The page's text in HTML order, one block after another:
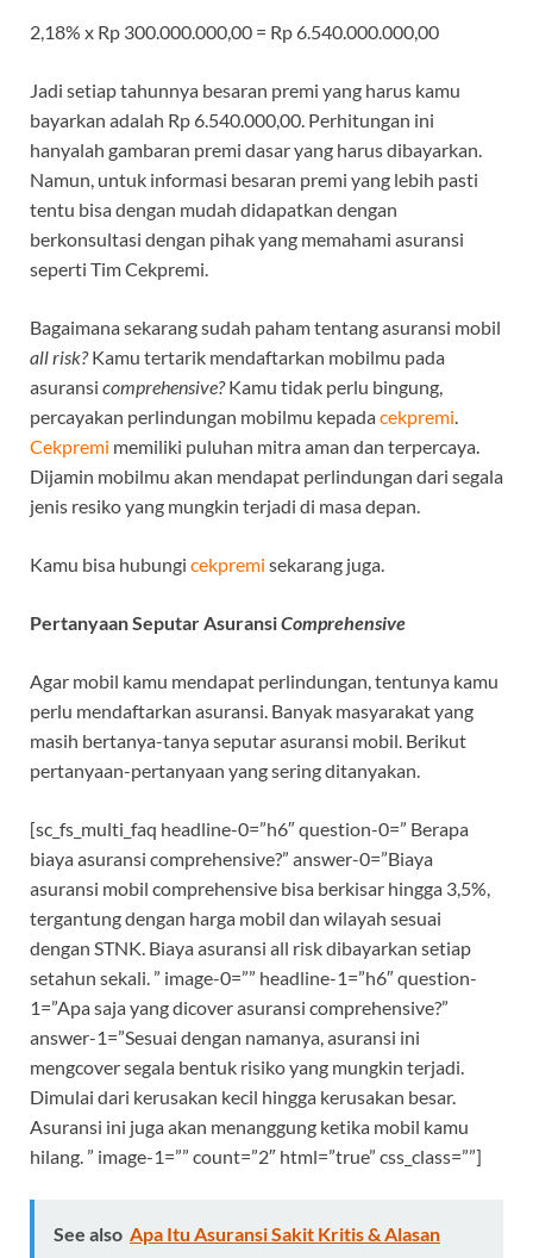
2,18% x Rp 300.000.000,00 = Rp 6.540.000.000,00
Jadi setiap tahunnya besaran premi yang harus kamu
bayarkan adalah Rp 6.540.000,00. Perhitungan ini
hanyalah gambaran premi dasar yang harus dibayarkan.
Namun, untuk informasi besaran premi yang lebih pasti
tentu bisa dengan mudah didapatkan dengan
berkonsultasi dengan pihak yang memahami asuransi
seperti Tim Cekpremi.
Bagaimana sekarang sudah paham tentang asuransi mobil
all risk?Kamu tertarik mendaftarkan mobilmu pada
asuransi comprehensive?Kamu tidak perlu bingung,
percayakan perlindungan mobilmu kepadacekpremi.
Cekpremi memiliki puluhan mitra aman dan terpercaya.
Dijamin mobilmu akan mendapat perlindungan dari segala
jenis resiko yang mungkin terjadi di masa depan.
Kamu bisa hubungi cekpremi sekarang juga.
Pertanyaan Seputar AsuransiComprehensive
Agar mobil kamu mendapat perlindungan, tentunya kamu
perlu mendaftarkan asuransi. Banyak masyarakat yang
masih bertanya-tanya seputar asuransi mobil. Berikut
pertanyaan-pertanyaan yang sering ditanyakan.
[sc_fs_multi_faq headline-0=”h6″ question-0=” Berapa
biaya asuransi comprehensive?” answer-0=”Biaya
asuransi mobil comprehensive bisa berkisar hingga 3,5%,
tergantung dengan harga mobil dan wilayah sesuai
dengan STNK. Biaya asuransi all risk dibayarkan setiap
setahun sekali. ” image-0=”” headline-1=”h6″ question-
1=”Apa saja yang dicover asuransi comprehensive?”
answer-1=”Sesuai dengan namanya, asuransi ini
mengcover segala bentuk risiko yang mungkin terjadi.
Dimulai dari kerusakan kecil hingga kerusakan besar.
Asuransi ini juga akan menanggung ketika mobil kamu
hilang. ” image-1=”” count=”2″ html=”true” css_class=””]
See also Apa Itu Asuransi Sakit Kritis & Alasan